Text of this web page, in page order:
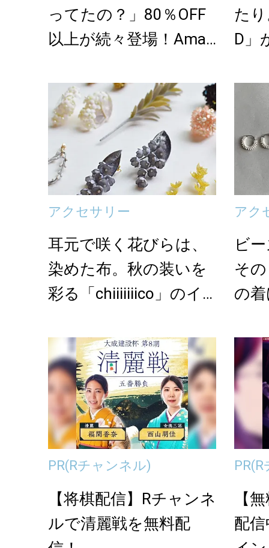
ってたの？」80％OFF
以上が続々登場！Amaz
たり
D」
アクセサリー
耳元で咲く花びらは、
染めた布。秋の装いを
彩る「chiiiiiiico」のイ
アク
ビ
そ
の
PR(Rチャンネル)
【将棋配信】Rチャンネ
ルで清麗戦を無料配
PR(R
【
配